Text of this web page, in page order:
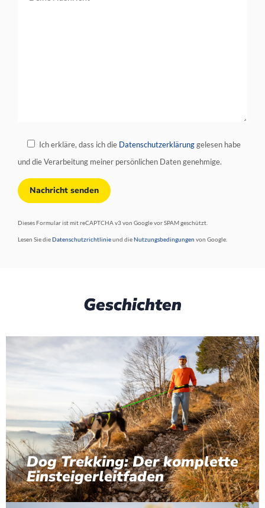
Ich erkläre, dass ich die Datenschutzerklärunggelesen habe
und die Verarbeitung meiner persönlichen Daten genehmige.
Dieses Formular ist mit reCAPTCHA v3 von Google vor SPAM geschützt.
Lesen Sie dieDatenschutzrichtlinieund dieNutzungsbedingungen von Google.
Geschichten
Dog Trekking: Der komplette
Einsteigerleitfaden